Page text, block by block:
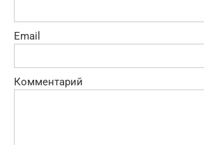
Email
Комментарий